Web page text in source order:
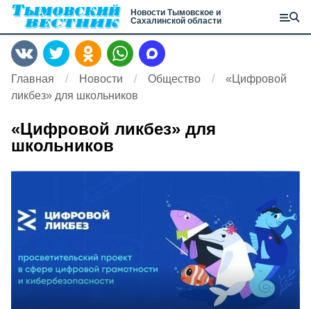
Новости Тымовское и
Сахалинской области
Главная Новости Общество
«Цифровой
ликбез» для школьников
«Цифровой ликбез» для
школьников